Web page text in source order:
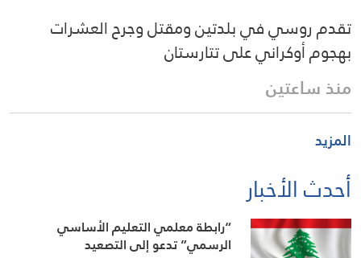
تقدم روسي في بلدتين ومقتل وجرح العشرات
بهجوم أوكراني على تتارستان
منذ ساعتين
المزيد
أحدث الأخبار
“رابطة معلمي التعليم الأساسي
الرسمي” تدعو إلى التصعيد